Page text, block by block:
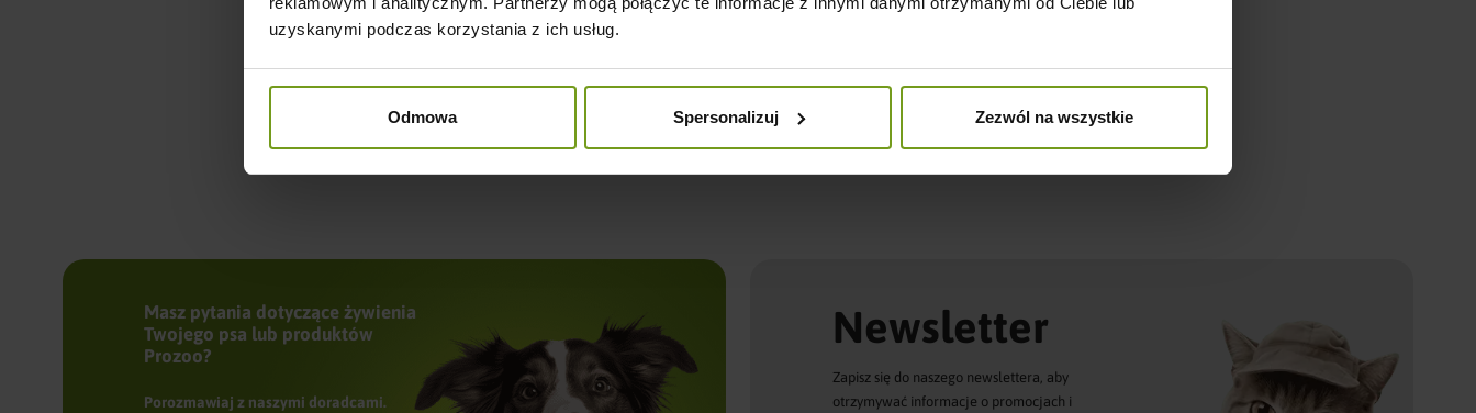
uzyskanymi podczas korzystania z ich usług.
Odmowa Spersonalizuj Zezwól na wszystkie
Masz pytania dotyczące żywienia
Twojego psa lub produktów
Prozoo?
Porozmawiaj z naszymi doradcami.
Newsletter
Zapisz się do naszego newslettera, aby
otrzymywać informacje o promocjach i